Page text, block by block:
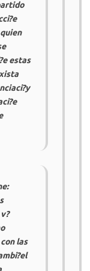
estas
las